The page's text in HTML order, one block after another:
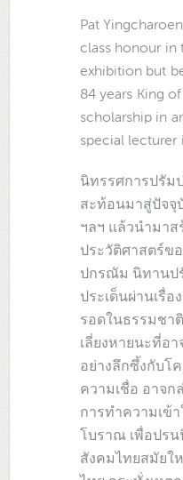
Pat
class honour in
exhibition but
84 years King
scholarship in
special lecturer
นิทรรศการปรัม
สะท้อนมาสู่ปัจจุ
ฯลฯ แล้วนำมา
ประวัติศาสตร์ข
ปกรณัม นิทานปรั
ประเด็นผ่านเรื่
รอดในธรรมชา
เลี่ยงหายนะที่อ
อย่างลึกซึ้งกับโ
ความเชื่อ อาจก
การทำความเข้
โบราณ เพื่อปร
สังคมไทยสมัยใ